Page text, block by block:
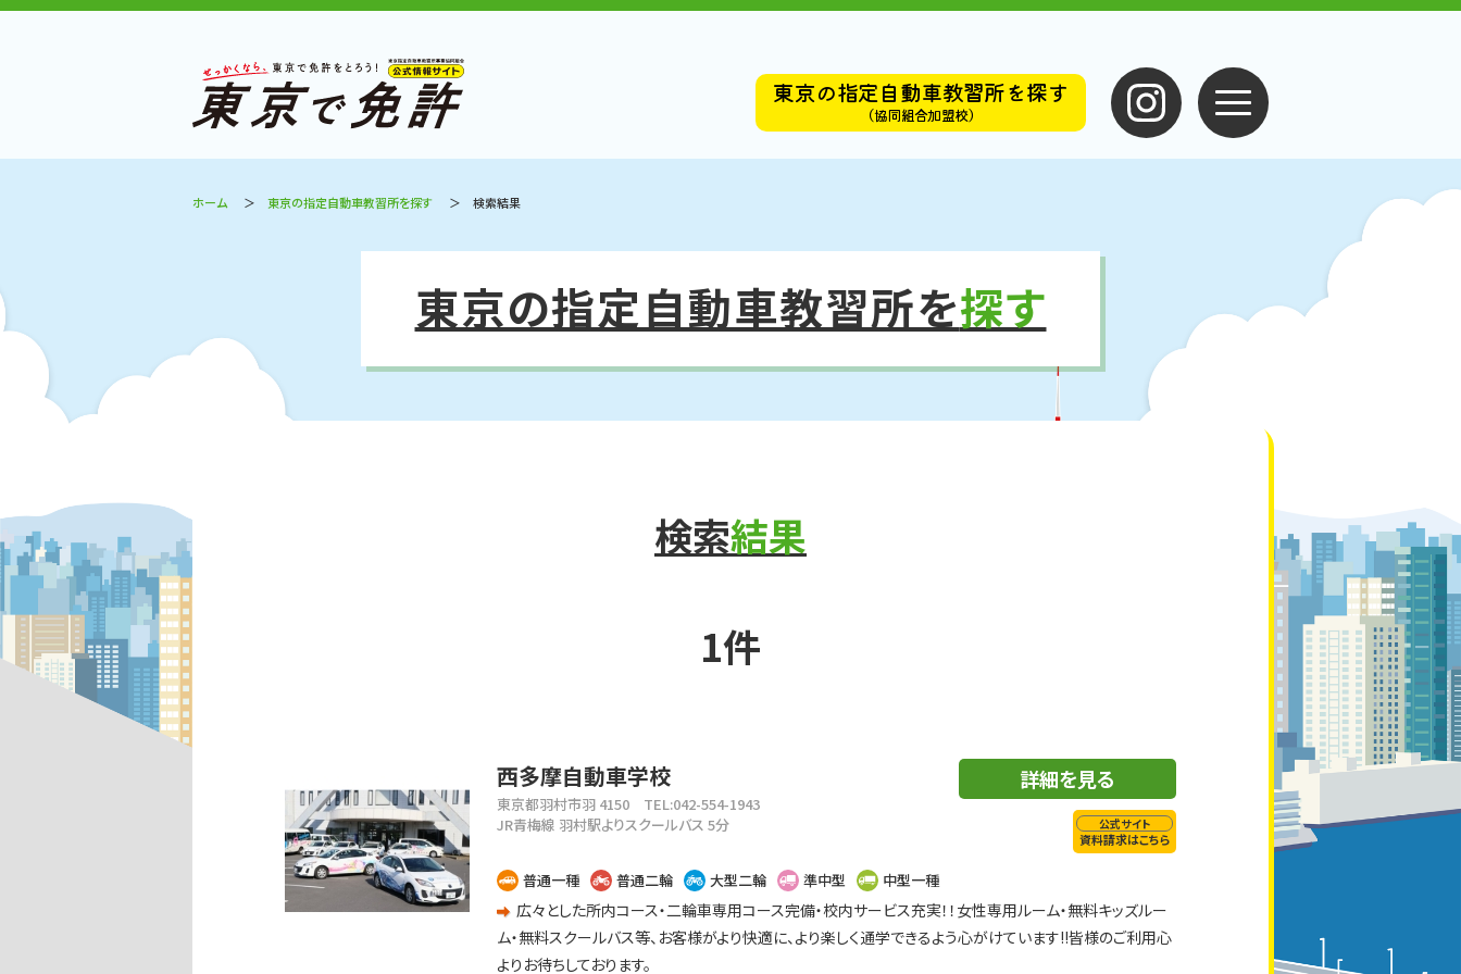
東京の指定自動車教習所を探す
（協同組合加盟校）
ホーム 東京の指定自動車教習所を探す 検索結果
東京の指定自動車教習所を探す
検索結果
1件
西多摩自動車学校
東京都羽村市羽 4150 TEL:042-554-1943
JR青梅線 羽村駅よりスクールバス 5分
詳細を見る
公式サイト
資料請求はこちら
普通一種 普通二輪 大型二輪 準中型 中型一種
広々とした所内コース・二輪車専用コース完備・校内サービス充実！！女性専用ルーム・無料キッズルー
ム・無料スクールバス等、お客様がより快適に、より楽しく通学できるよう心がけています!!皆様のご利用心
よりお待ちしております。